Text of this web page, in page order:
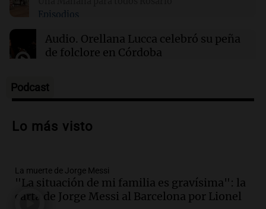
Episodios
Audio. Orellana Lucca celebró su peña
de folclore en Córdoba
Audio.Trágico accidente en Mendoza:
vehículos desde un puente
Audio.Tragedia en Mendoza: un muerto
y cinco heridos tras caer dos autos desde
un puente
Podcast
Lo más visto
La muerte de Jorge Messi
"La situación de mi familia es gravísima": la
carta de Jorge Messi al Barcelona por Lionel